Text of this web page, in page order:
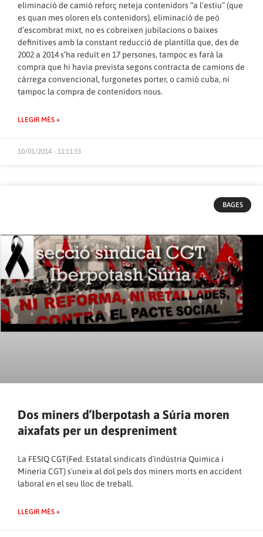
eliminació de camió reforç neteja contenidors “a l’estiu” (que
es quan mes oloren els contenidors), eliminació de peó
d’escombrat mixt, no es cobreixen jubilacions o baixes
definitives amb la constant reducció de plantilla que, des de
2002 a 2014 s’ha reduït en 17 persones, tampoc es farà la
compra que hi havia prevista segons contracta de camions de
càrrega convencional, furgonetes porter, o camió cuba, ni
tampoc la compra de contenidors nous.
LLEGIR MÉS »
10/01/2014 - 11:11:33
BAGES
Dos miners d’Iberpotash a Súria moren
aixafats per un despreniment
La FESIQ CGT(Fed. Estatal sindicats d´indústria Quimica i
Mineria CGT) s´uneix al dol pels dos miners morts en accident
laboral en el seu lloc de treball.
LLEGIR MÉS »